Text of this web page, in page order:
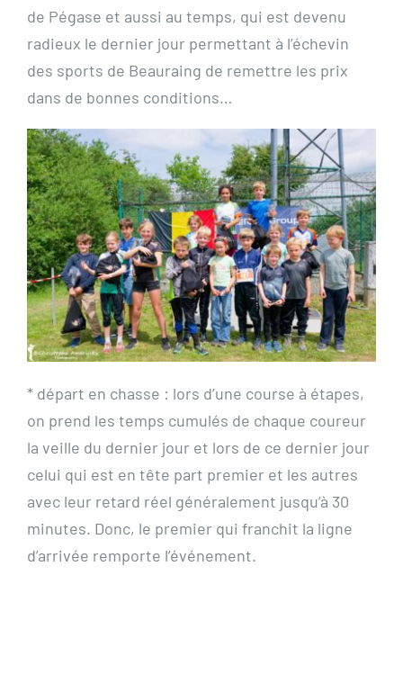
de Pégase et aussi au temps, qui est devenu
radieux le dernier jour permettant à l’échevin
des sports de Beauraing de remettre les prix
dans de bonnes conditions…
* départ en chasse : lors d’une course à étapes,
on prend les temps cumulés de chaque coureur
la veille du dernier jour et lors de ce dernier jour
celui qui est en tête part premier et les autres
avec leur retard réel généralement jusqu’à 30
minutes. Donc, le premier qui franchit la ligne
d’arrivée remporte l’événement.